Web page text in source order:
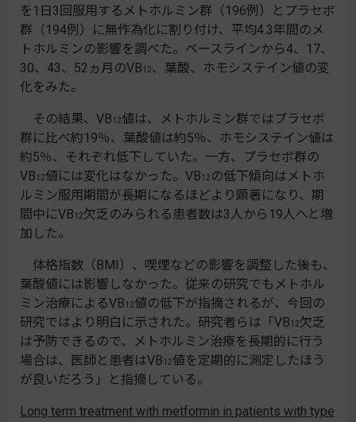
を1日3回服用するメトホルミン群（196例）とプラセボ
群（194例）に無作為化に割り付け、平均4.3年間のメ
トホルミンの影響を調べた。ベースラインから4、17、
30、43、52ヵ月のVB12、葉酸、ホモシステイン値の変
化をみた。
その結果、VB12値は、メトホルミン群ではプラセボ
群に比べ約19％、葉酸値は約5％、ホモシステイン値は
約5％、それぞれ低下していた。一方、プラセボ群の
VB12値には変化はなかった。VB12 の低下傾向はメトホ
ルミン服用期間が長期になるほどより顕著になり、期
間中にVB12欠乏のみられる患者数は3人から19人へと増
加した。
体格指数（BMI）、喫煙などの影響を調整した後も、
葉酸値には影響しなかった。従来の研究でもメトホル
ミン治療によるVB12値の低下が指摘されるが、今回の
研究ではより明白に示された。研究者らは「VB12欠乏
は予防できるので、メトホルミン治療を長期的に行う
場合は、医師と患者はVB12値を定期的に測定したほう
が良いだろう」と指摘している。
Long term treatment with metformin in patients with type